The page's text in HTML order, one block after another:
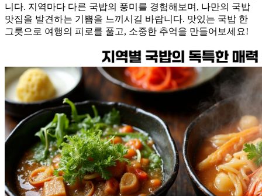
니다. 지역마다 다른 국밥의 풍미를 경험해보며, 나만의 국밥
맛집을 발견하는 기쁨을 느끼시길 바랍니다. 맛있는 국밥 한
그릇으로 여행의 피로를 풀고, 소중한 추억을 만들어보세요!